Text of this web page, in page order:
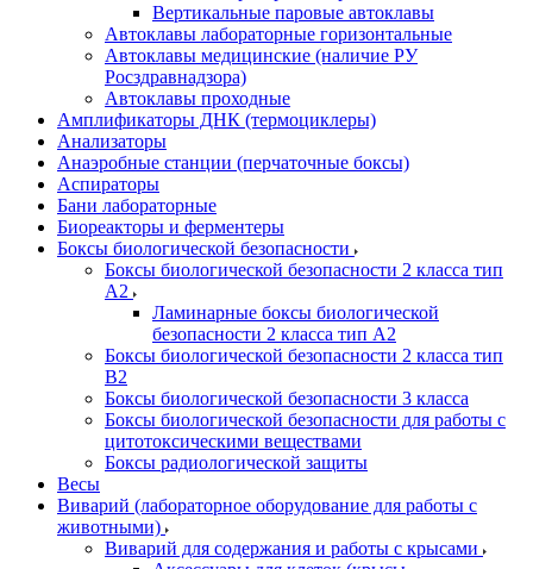
Вертикальные паровые автоклавы
Автоклавы лабораторные горизонтальные
Автоклавы медицинские (наличие РУ
Росздравнадзора)
Автоклавы проходные
Амплификаторы ДНК (термоциклеры)
Анализаторы
Анаэробные станции (перчаточные боксы)
Аспираторы
Бани лабораторные
Биореакторы и ферментеры
Боксы биологической безопасности
Боксы биологической безопасности 2 класса тип
A2
Ламинарные боксы биологической
безопасности 2 класса тип A2
Боксы биологической безопасности 2 класса тип
B2
Боксы биологической безопасности 3 класса
Боксы биологической безопасности для работы с
цитотоксическими веществами
Боксы радиологической защиты
Весы
Виварий (лабораторное оборудование для работы с
животными)
Виварий для содержания и работы с крысами